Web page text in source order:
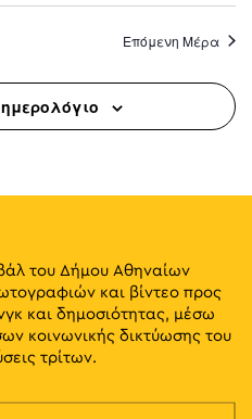
Επόμενη Μέρα
του Δήμου Αθηναίων
και βίντεο προς
και δημοσιότητας, μέσω
κοινωνικής δικτύωσης του
τρίτων.